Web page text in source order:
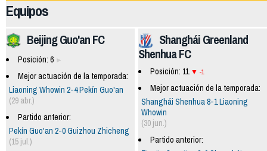
Equipos
Shanghái Greenland
Shenhua FC
Posición: 11 -1
Mejor actuación de la temporada:
Shanghái Shenhua 8-1 Liaoning
Whowin
(30 jun.)
Partido anterior:
Beijing Guo'an FC
Posición: 6
Mejor actuación de la temporada:
Liaoning Whowin 2-4 Pekín Guo'an
(29 abr.)
Partido anterior:
Pekín Guo'an 2-0 Guizhou Zhicheng
(15 jul.)